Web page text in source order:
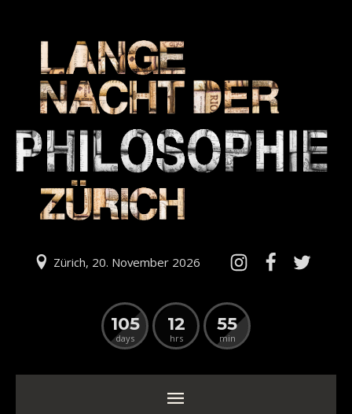
Zürich, 20. November 2026
105
days
12
hrs
55
min